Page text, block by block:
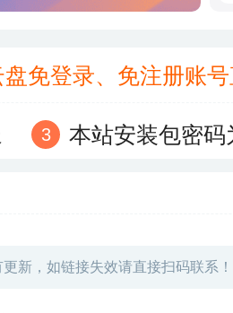
盘免登录、免注册账
本站安装包密码
新，如链接失效请直接扫码联系